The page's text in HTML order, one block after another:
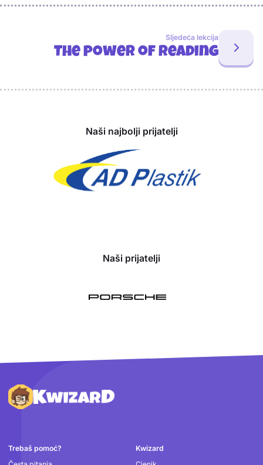
Sljedeća lekcija
The power of reading
Naši najbolji prijatelji
Naši prijatelji
Podnožje
Trebaš pomoć?
Kwizard